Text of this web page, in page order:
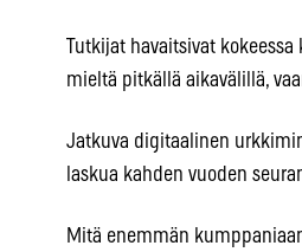
Tutkijat havaitsivat
mieltä pitkällä aikavälillä,
Jatkuva digitaalinen
laskua kahden vuoden
Mitä enemmän